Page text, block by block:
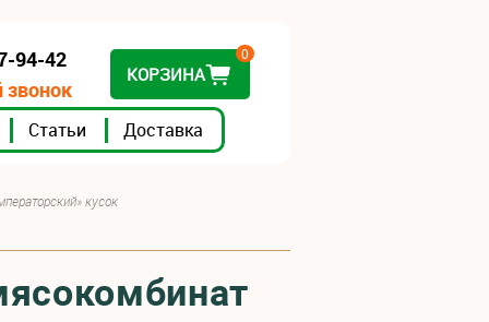
Статьи Доставка
94-42
КОРЗИНА
0
кусок